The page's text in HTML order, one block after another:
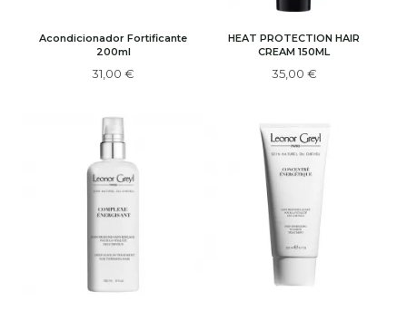
Acondicionador Fortificante
200ml
31,00 €
HEAT PROTECTION HAIR
CREAM 150ML
35,00 €